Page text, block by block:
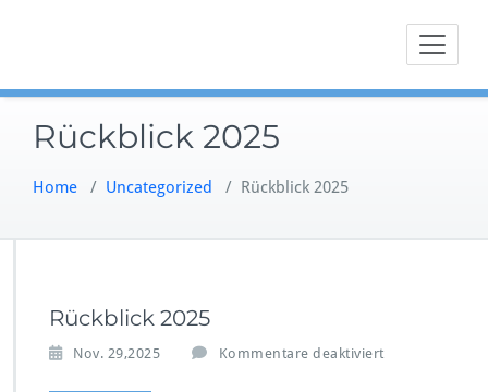
OMAS GEGEN RECHTS –
Für Demokratie, gleiche Rechte, soziale Standards und
Rückblick 2025
Home / Uncategorized / Rückblick 2025
Rückblick 2025
Nov. 29,2025 Kommentare deaktiviert